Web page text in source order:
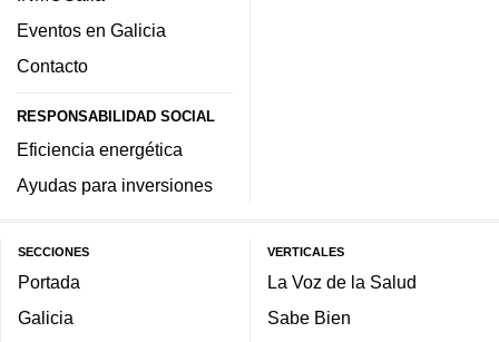
Eventos en Galicia
Contacto
RESPONSABILIDAD SOCIAL
Eficiencia energética
Ayudas para inversiones
SECCIONES
Portada
Galicia
VERTICALES
La Voz de la Salud
Sabe Bien